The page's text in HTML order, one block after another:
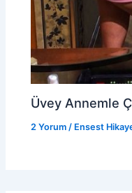
Üvey Annemle
2 Yorum / Ensest